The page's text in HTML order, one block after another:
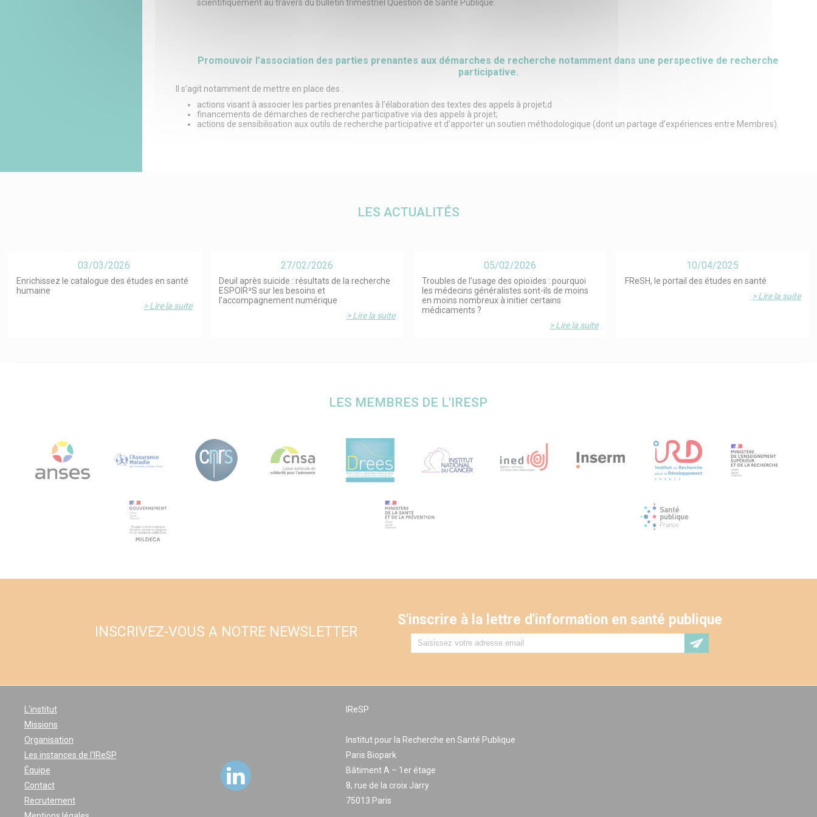
scientifiquement au travers du bulletin trimestriel Question de Santé Publique.
Promouvoir l’association des parties prenantes aux démarches de recherche notamment dans une perspective de recherche
participative.
Il s’agit notamment de mettre en place des :
actions visant à associer les parties prenantes à l’élaboration des textes des appels à projet;d
financements de démarches de recherche participative via des appels à projet;
actions de sensibilisation aux outils de recherche participative et d’apporter un soutien méthodologique (dont un partage d’expériences entre Membres).
LES ACTUALITÉS
03/03/2026
Enrichissez le catalogue des études en santé
humaine
> Lire la suite
27/02/2026
Deuil après suicide : résultats de la recherche
ESPOIR²S sur les besoins et
l’accompagnement numérique
> Lire la suite
05/02/2026
Troubles de l’usage des opioïdes : pourquoi
les médecins généralistes sont-ils de moins
en moins nombreux à initier certains
médicaments ?
> Lire la suite
10/04/2025
FReSH, le portail des études en santé
> Lire la suite
LES MEMBRES DE L'IRESP
INSCRIVEZ-VOUS A NOTRE NEWSLETTER
S'inscrire à la lettre d'information en santé publique
L'institut
Missions
Organisation
Les instances de l'IReSP
Équipe
Contact
Recrutement
IReSP
Institut pour la Recherche en Santé Publique
Paris Biopark
Bâtiment A – 1er étage
8, rue de la croix Jarry
75013 Paris